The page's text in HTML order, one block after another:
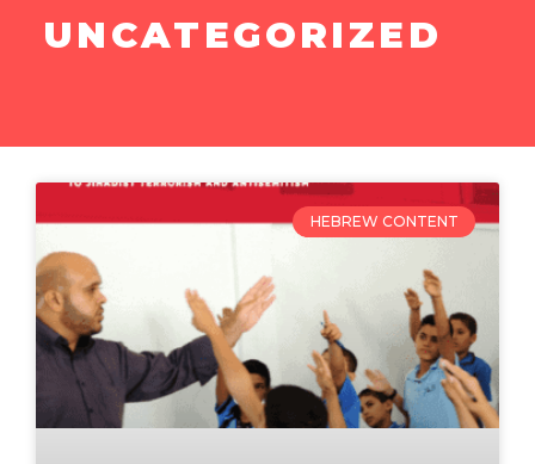
UNCATEGORIZED
HEBREW CONTENT